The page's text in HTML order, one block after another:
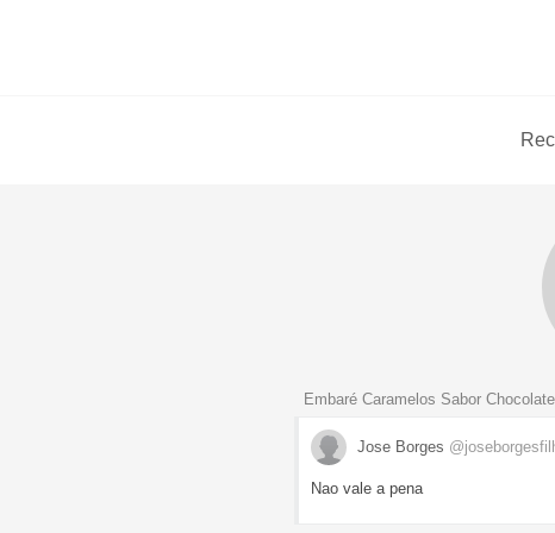
Embaré Caramelos Sabor
Jose Borges
Nao vale a pena